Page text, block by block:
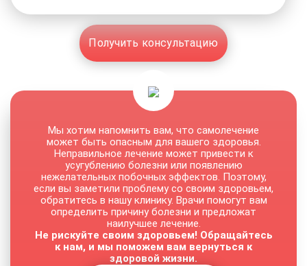
Получить консультацию
Мы хотим напомнить вам, что самолечение
может быть опасным для вашего здоровья.
Неправильное лечение может привести к
усугублению болезни или появлению
нежелательных побочных эффектов. Поэтому,
если вы заметили проблему со своим здоровьем,
обратитесь в нашу клинику. Врачи помогут вам
определить причину болезни и предложат
наилучшее лечение.
Не рискуйте своим здоровьем! Обращайтесь
к нам, и мы поможем вам вернуться к
здоровой жизни.